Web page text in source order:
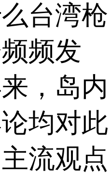
台湾枪
频发
，岛内
均对此
流观点